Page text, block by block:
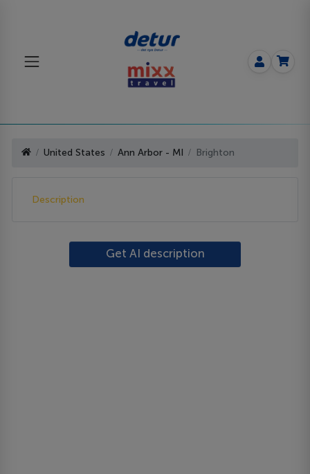
United States Ann Arbor - MI Brighton
Description
Get AI description